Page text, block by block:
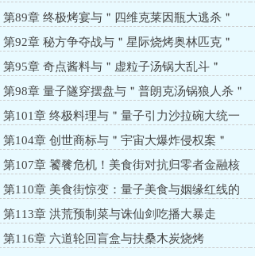
第89章 终极烤宴与＂四维克莱因瓶大逃杀＂
第92章 秘方争夺战与＂星际烧烤奥林匹克＂
第95章 奇点酱料与＂虚粒子汤锅大乱斗＂
第98章 量子隧穿摆盘与＂普朗克汤锅狼人杀＂
第101章 终极料理与＂量子引力沙拉碗大统一
＂第104章 创世商标与＂宇宙大爆炸侵权案＂
第107章 饕餮危机！美食街对抗归零者金融核
弹第110章 美食街惊变：量子美食与姻缘红线的
混战
第113章 洪荒预制菜与诛仙剑吃播大暴走
第116章 六道轮回盲盒与扶桑木炭烧烤